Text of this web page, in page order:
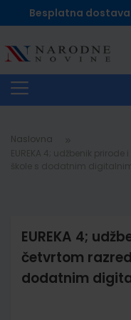
Besplatna
Naslovna
EUREKA 4;
četvrtom
dodatnim